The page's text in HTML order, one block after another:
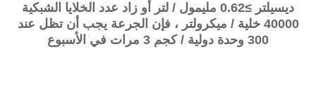
ديسيلتر ≥0.62 مليمول / لتر أو زاد عدد الخلايا الشبكية
40000 خلية / ميكرولتر ، فإن الجرعة يجب أن تظل عند
300 وحدة دولية / كجم 3 مرات في الأسبوع